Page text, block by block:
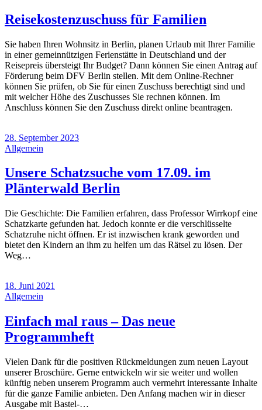
Reisekostenzuschuss für Familien
Sie haben Ihren Wohnsitz in Berlin, planen Urlaub mit Ihrer Familie
in einer gemeinnützigen Ferienstätte in Deutschland und der
Reisepreis übersteigt Ihr Budget? Dann können Sie einen Antrag auf
Förderung beim DFV Berlin stellen. Mit dem Online-Rechner
können Sie prüfen, ob Sie für einen Zuschuss berechtigt sind und
mit welcher Höhe des Zuschusses Sie rechnen können. Im
Anschluss können Sie den Zuschuss direkt online beantragen.
28. September 2023
Allgemein
Unsere Schatzsuche vom 17.09. im
Plänterwald Berlin
Die Geschichte: Die Familien erfahren, dass Professor Wirrkopf eine
Schatzkarte gefunden hat. Jedoch konnte er die verschlüsselte
Schatzruhe nicht öffnen. Er ist inzwischen krank geworden und
bietet den Kindern an ihm zu helfen um das Rätsel zu lösen. Der
Weg…
18. Juni 2021
Allgemein
Einfach mal raus – Das neue
Programmheft
Vielen Dank für die positiven Rückmeldungen zum neuen Layout
unserer Broschüre. Gerne entwickeln wir sie weiter und wollen
künftig neben unserem Programm auch vermehrt interessante Inhalte
für die ganze Familie anbieten. Den Anfang machen wir in dieser
Ausgabe mit Bastel-…